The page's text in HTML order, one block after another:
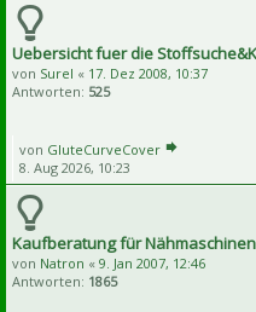
Uebersicht fuer die
von Surel « 17. Dez 2008, 10:37
Antworten: 525
von GluteCurveCover
8. Aug 2026, 10:23
Kaufberatung für
von Natron « 9. Jan 2007, 12:46
Antworten: 1865